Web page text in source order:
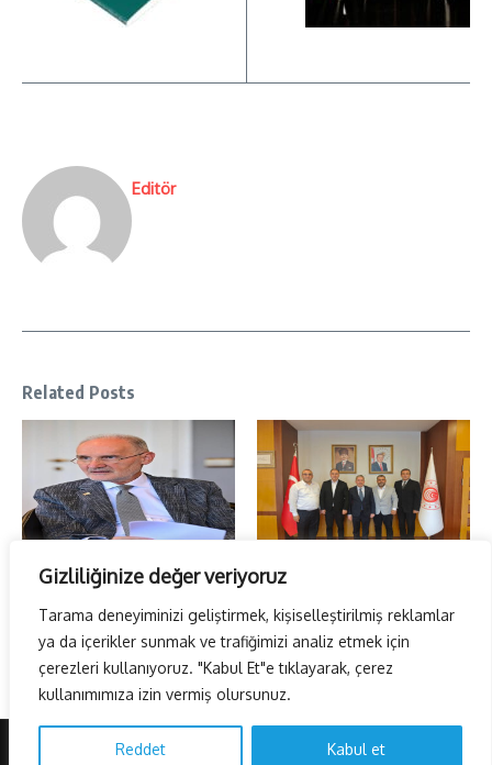
Gizliliğinize değer veriyoruz
Tarama deneyiminizi geliştirmek, kişiselleştirilmiş reklamlar
ya da içerikler sunmak ve trafiğimizi analiz etmek için
çerezleri kullanıyoruz. "Kabul Et"e tıklayarak, çerez
kullanımımıza izin vermiş olursunuz.
Reddet Kabul et
Editör
Related Posts
Başarının işareti…BTM ilk altı ayda
4 Ağustos 2026
TİBFED 170 bin esnaf adına
26 Temmuz 2026
Copyright © 2026 AvrasyaHaber TV | Powered byHaber Dergisi X